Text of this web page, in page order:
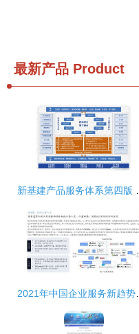
最新产品 Product